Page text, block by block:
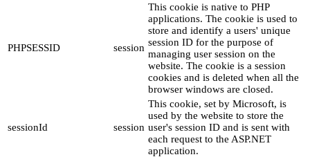
PHPSESSID session
This cookie is native to PHP
applications. The cookie is used to
store and identify a users' unique
session ID for the purpose of
managing user session on the
website. The cookie is a session
cookies and is deleted when all the
browser windows are closed.
sessionId session
This cookie, set by Microsoft, is
used by the website to store the
user's session ID and is sent with
each request to the ASP.NET
application.